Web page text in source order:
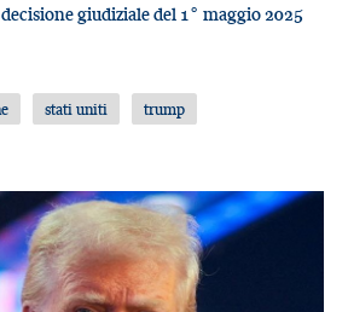
giudiziale del 1° maggio 2025
stati uniti trump